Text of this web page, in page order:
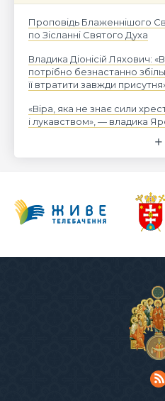
Проповідь Блаженнішого
по Зісланні Святого Духа
Владика Діонісій Ляхович:
потрібно безнастанно
її втратити завжди
«Віра, яка не знає сили
і лукавством», — владика